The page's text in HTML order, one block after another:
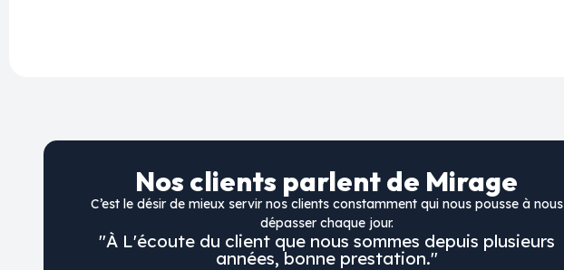
Nos clients parlent de Mirage
C’est le désir de mieux servir nos clients constamment qui nous pousse à nous
dépasser chaque jour.
"À L'écoute du client que nous sommes depuis plusieurs
années, bonne prestation."